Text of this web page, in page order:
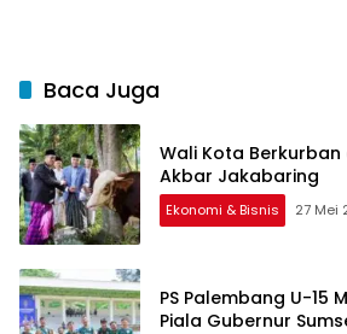
Baca Juga
Wali Kota
Akbar Jakabaring
Ekonomi & Bisnis 27 Mei
PS Palembang U-15
Piala Gubernur